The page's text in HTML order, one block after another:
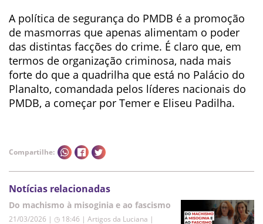
A política de segurança do PMDB é a promoção
de masmorras que apenas alimentam o poder
das distintas facções do crime. É claro que, em
termos de organização criminosa, nada mais
forte do que a quadrilha que está no Palácio do
Planalto, comandada pelos líderes nacionais do
PMDB, a começar por Temer e Eliseu Padilha.
Compartilhe:
Notícias relacionadas
Do machismo à misoginia e ao fascismo
21/03/2026 | ◷ 18:46 | Artigos da Luciana |